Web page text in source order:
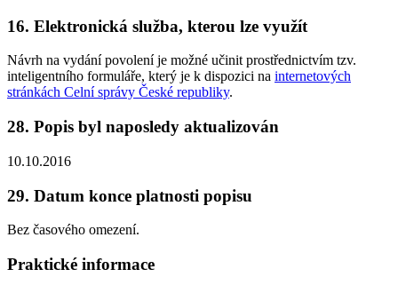
16. Elektronická služba, kterou lze využít
Návrh na vydání povolení je možné učinit prostřednictvím tzv.
inteligentního formuláře, který je k dispozici na internetových
stránkách Celní správy České republiky.
28. Popis byl naposledy aktualizován
10.10.2016
29. Datum konce platnosti popisu
Bez časového omezení.
Praktické informace